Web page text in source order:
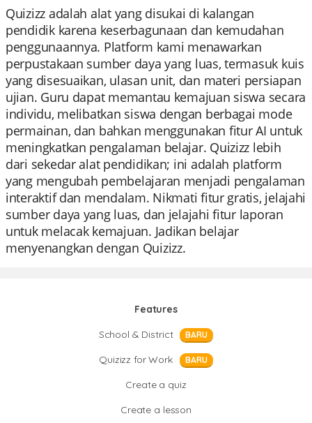
Quizizz adalah alat yang disukai di kalangan
pendidik karena keserbagunaan dan kemudahan
penggunaannya. Platform kami menawarkan
perpustakaan sumber daya yang luas, termasuk kuis
yang disesuaikan, ulasan unit, dan materi persiapan
ujian. Guru dapat memantau kemajuan siswa secara
individu, melibatkan siswa dengan berbagai mode
permainan, dan bahkan menggunakan fitur AI untuk
meningkatkan pengalaman belajar. Quizizz lebih
dari sekedar alat pendidikan; ini adalah platform
yang mengubah pembelajaran menjadi pengalaman
interaktif dan mendalam. Nikmati fitur gratis, jelajahi
sumber daya yang luas, dan jelajahi fitur laporan
untuk melacak kemajuan. Jadikan belajar
menyenangkan dengan Quizizz.
Features
School & District
BARU
Quizizz for Work BARU
Create a quiz
Create a lesson